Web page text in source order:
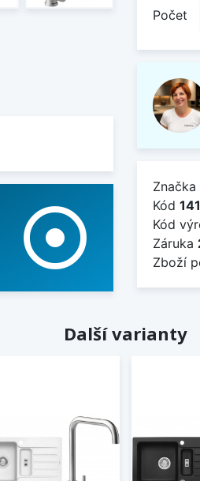
adjust
Počet
Značka
Kód
Kód
Záruka
Zboží
Další varianty